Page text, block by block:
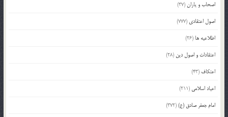
اصحاب و یاران(37)
اصول اعتقادی (777)
اطلاعیه ها (26)
اعتقادات و اصول دین (28)
اعتکاف (43)
اعیاد اسلامی (211)
امام جعفر صادق (ع)(372)